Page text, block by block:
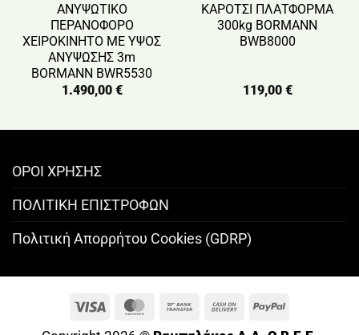
ΑΝΥΨΩΤΙΚΟ
ΠΕΡΑΝΟΦΟΡΟ
ΧΕΙΡΟΚΙΝΗΤΟ ΜΕ ΥΨΟΣ
ΑΝΥΨΩΣΗΣ 3m
BORMANN BWR5530
1.490,00 €
ΚΑΡΟΤΣΙ ΠΛΑΤΦΟΡΜΑ
300kg BORMANN
BWB8000
119,00 €
ΟΡΟΙ ΧΡΗΣΗΣ
ΠΟΛΙΤΙΚΗ ΕΠΙΣΤΡΟΦΩΝ
Πολιτική Απορρήτου Cookies (GDRP)
Visa MasterCard
Bank
Transfer
Cash
PayPal